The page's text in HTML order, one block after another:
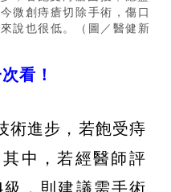
微創痔瘡切除手術，傷口
說也很低。（圖／醫健新
看！
術進步，若飽受痔
中，若經醫師評
，則建議需手術